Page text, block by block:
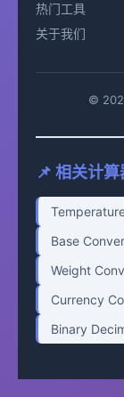
热门工具
关于我们
©
📌 相关计算
Base
Weight
Currency
Binary